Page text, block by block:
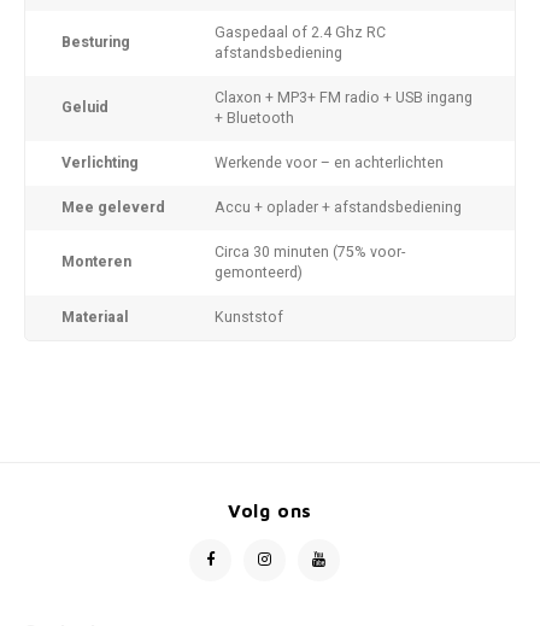
Besturing
Gaspedaal of 2.4 Ghz RC
afstandsbediening
Geluid
Claxon + MP3+ FM radio + USB ingang
+ Bluetooth
Verlichting Werkende voor – en achterlichten
Mee geleverd Accu + oplader + afstandsbediening
Monteren
Circa 30 minuten (75% voor-
gemonteerd)
Materiaal Kunststof
Volg ons